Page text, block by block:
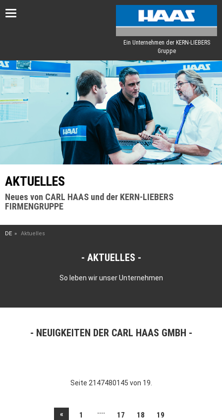
Toggle
Ein Unternehmen der KERN-LIEBERS
Gruppe
AKTUELLES
Neues von CARL HAAS und der KERN-LIEBERS
FIRMENGRUPPE
DE Aktuelles
AKTUELLES
So leben wir unser Unternehmen
NEUIGKEITEN DER CARL HAAS GMBH
Seite 2147480145 von 19.
« 1 .... 17 18 19